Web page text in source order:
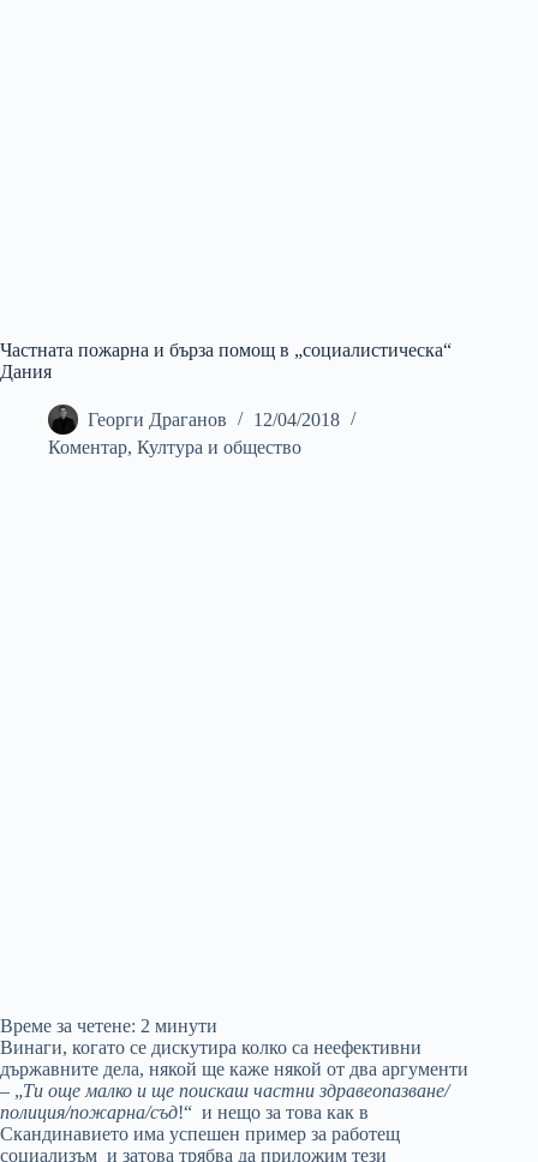
Частната пожарна и бърза помощ в „социалистическа“
Дания
Георги Драганов
12/04/2018
Коментар, Култура и общество
Време за четене: 2 минути
Винаги, когато се дискутира колко са неефективни
държавните дела, някой ще каже някой от два аргументи
– „Ти още малко и ще поискаш частни здравеопазване/
полиция/пожарна/съд!“ и нещо за това как в
Скандинавието има успешен пример за работещ
социализъм и затова трябва да приложим тези